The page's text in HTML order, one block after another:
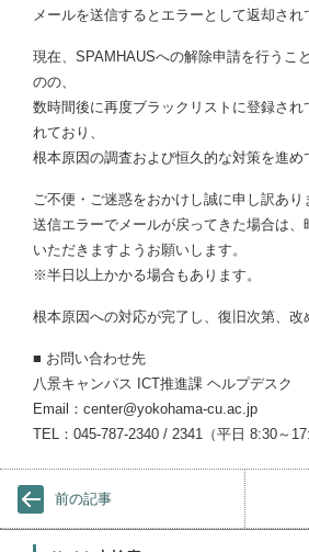
メールを送信するとエラーとして返却され
現在、SPAMHAUSへの解除申請を行うこ
のの、
数時間後に再度ブラックリストに登録され
れており、
根本原因の調査および恒久的な対策を進め
ご不便・ご迷惑をおかけし誠に申し訳あり
送信エラーでメールが戻ってきた場合は、
いただきますようお願いします。
※半日以上かかる場合もあります。
根本原因への対応が完了し、復旧次第、改
■ お問い合わせ先
八景キャンパス ICT推進課 ヘルプデスク
Email：center@yokohama-cu.ac.jp
TEL：045-787-2340 / 2341（平日 8:30～
前の記事